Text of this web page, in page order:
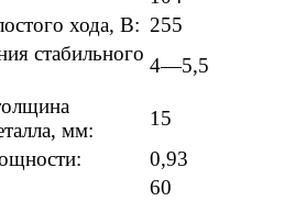
хода, В: 255
стабильного
4—5,5
мм:
15
0,93
60